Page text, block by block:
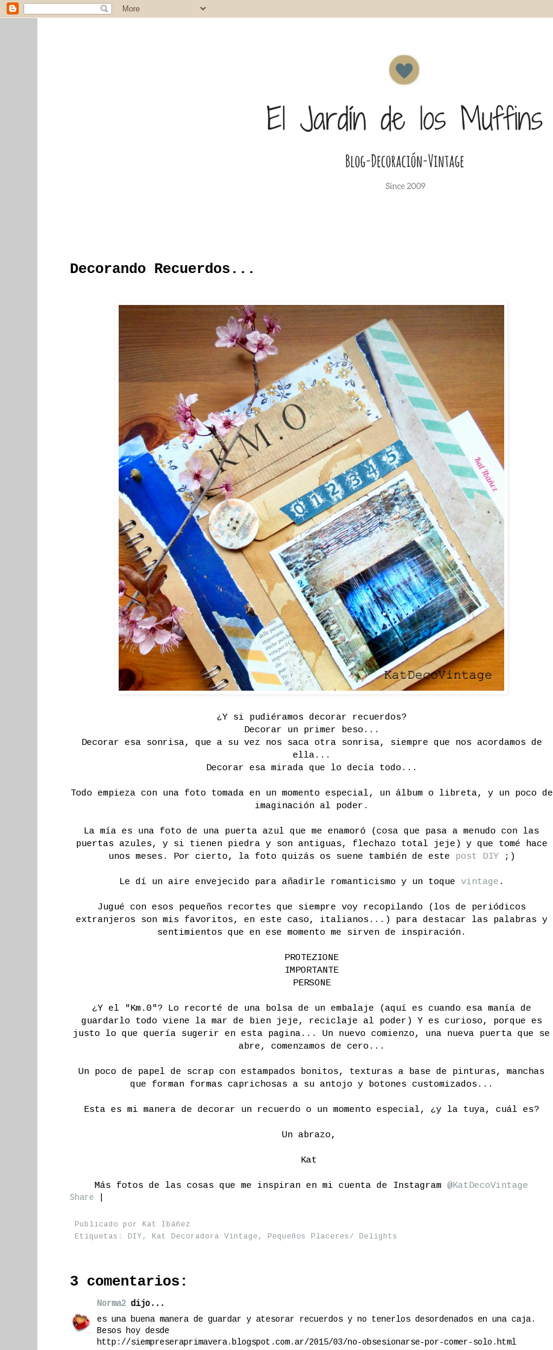
Decorando Recuerdos...
¿Y si pudiéramos decorar recuerdos?
Decorar un primer beso...
Decorar esa sonrisa, que a su vez nos saca otra sonrisa, siempre que nos acordamos de
ella...
Decorar esa mirada que lo decía todo...
Todo empieza con una foto tomada en un momento especial, un álbum o libreta, y un poco de
imaginación al poder.
La mía es una foto de una puerta azul que me enamoró (cosa que pasa a menudo con las
puertas azules, y si tienen piedra y son antiguas, flechazo total jeje) y que tomé hace
unos meses. Por cierto, la foto quizás os suene también de este post DIY;)
Le dí un aire envejecido para añadirle romanticismo y un toque vintage .
Jugué con esos pequeños recortes que siempre voy recopilando (los de periódicos
extranjeros son mis favoritos, en este caso, italianos...) para destacar las palabras y
sentimientos que en ese momento me sirven de inspiración.
PROTEZIONE
IMPORTANTE
PERSONE
¿Y el "Km.0"? Lo recorté de una bolsa de un embalaje (aquí es cuando esa manía de
guardarlo todo viene la mar de bien jeje, reciclaje al poder) Y es curioso, porque es
justo lo que quería sugerir en esta pagina... Un nuevo comienzo, una nueva puerta que se
abre, comenzamos de cero...
Un poco de papel de scrap con estampados bonitos, texturas a base de pinturas, manchas
que forman formas caprichosas a su antojo y botones customizados...
Esta es mi manera de decorar un recuerdo o un momento especial, ¿y la tuya, cuál es?
Un abrazo,
Kat
Más fotos de las cosas que me inspiran en mi cuenta de Instagram @KatDecoVintage
Share
Publicado por Kat Ibáñez
Etiquetas: DIY , Kat Decoradora Vintage , Pequeños Placeres/ Delights
3 comentarios:
Norma2 dijo...
es una buena manera de guardar y atesorar recuerdos y no tenerlos desordenados en una caja.
Besos hoy desde
http://siempreseraprimavera.blogspot.com.ar/2015/03/no-obsesionarse-por-comer-solo.html